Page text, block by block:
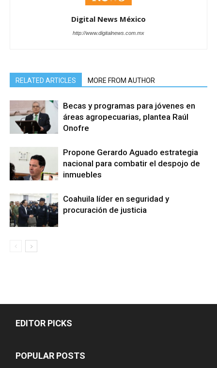
Digital News México
http://www.digitalnews.com.mx
RELATED ARTICLES MORE FROM AUTHOR
Becas y programas para jóvenes en
áreas agropecuarias, plantea Raúl
Onofre
Propone Gerardo Aguado estrategia
nacional para combatir el despojo de
inmuebles
Coahuila líder en seguridad y
procuración de justicia
EDITOR PICKS
POPULAR POSTS